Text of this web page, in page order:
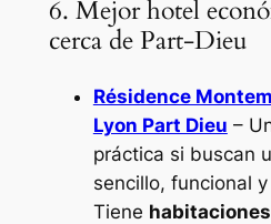
6. Mejor hotel
cerca de Part-Dieu
Résidence
Lyon Part Dieu –
práctica si buscan
sencillo, funcional
Tiene